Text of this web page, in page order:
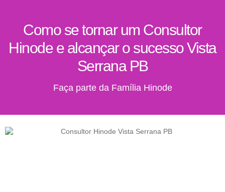
Como se tornar um Consultor
Hinode e alcançar o sucesso Vista
Serrana PB
Faça parte da Família Hinode